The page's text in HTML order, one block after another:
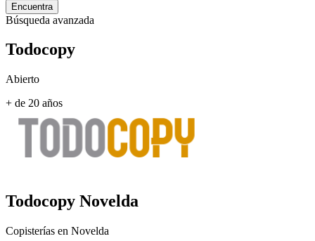
Encuentra
Búsqueda avanzada
Todocopy
Abierto
+ de 20 años
Todocopy Novelda
Copisterías en Novelda